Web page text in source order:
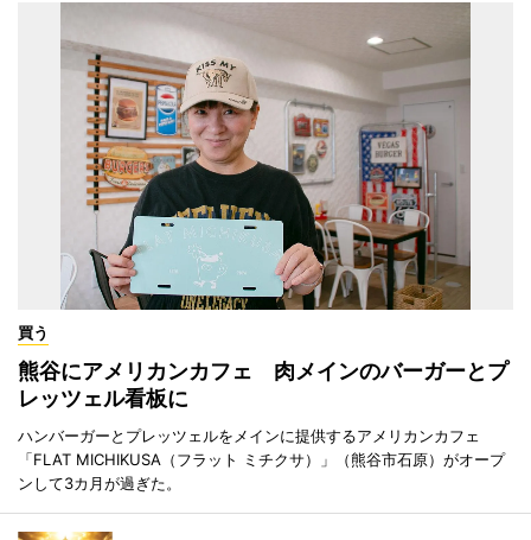
買う
熊谷にアメリカンカフェ 肉メインのバーガーとプ
レッツェル看板に
ハンバーガーとプレッツェルをメインに提供するアメリカンカフェ
「FLAT MICHIKUSA（フラット ミチクサ）」（熊谷市石原）がオープ
ンして3カ月が過ぎた。